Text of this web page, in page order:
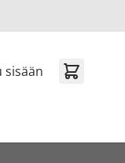
sisään